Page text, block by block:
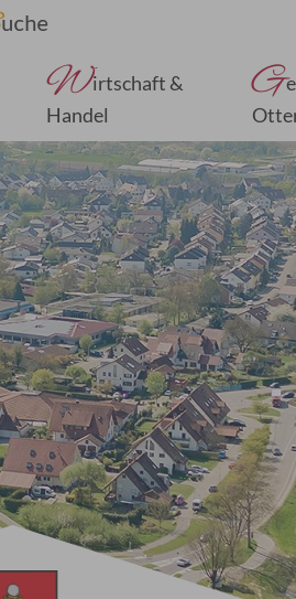
Wirtschaft &
Handel
G